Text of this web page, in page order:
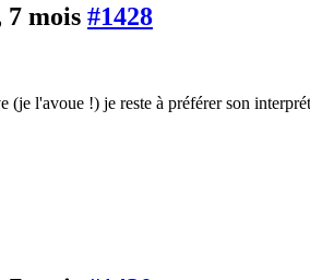
7 mois #1428
l'avoue !) je reste à préférer son